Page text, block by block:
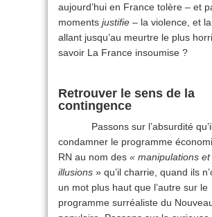
aujourd’hui en France tolère – et
moments justifie – la violence, et
allant jusqu’au meurtre le plus
savoir La France insoumise ?
Retrouver le sens de la
contingence
Passons sur l’absurdité qu’il
condamner le programme
RN au nom des « manipulations et
illusions » qu’il charrie, quand ils
un mot plus haut que l’autre sur le
programme surréaliste du